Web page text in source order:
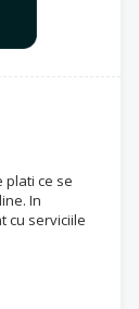
plati ce se
In
cu serviciile